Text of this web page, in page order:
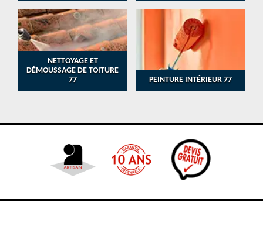
NETTOYAGE ET
DÉMOUSSAGE DE TOITURE
77
PEINTURE INTÉRIEUR 77